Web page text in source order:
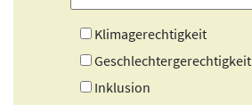
Klimagerechtigkeit
Geschlechtergerechtigkeit
Inklusion